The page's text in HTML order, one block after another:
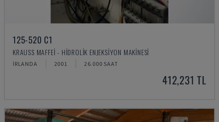
125-520 C1
KRAUSS MAFFEI - HIDROLIK ENJEKSIYON MAKINESI
İRLANDA 2001 26.000 SAAT
412,231 TL